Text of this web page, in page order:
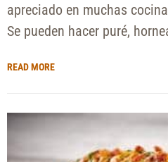
apreciado en muchas
Se pueden hacer puré,
READ MORE